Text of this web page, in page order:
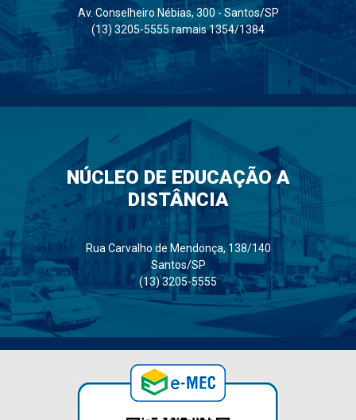
Av. Conselheiro Nébias, 300 - Santos/SP
(13) 3205-5555 ramais 1354/1384
NÚCLEO DE EDUCAÇÃO A
DISTÂNCIA
Rua Carvalho de Mendonça, 138/140
Santos/SP
(13) 3205-5555